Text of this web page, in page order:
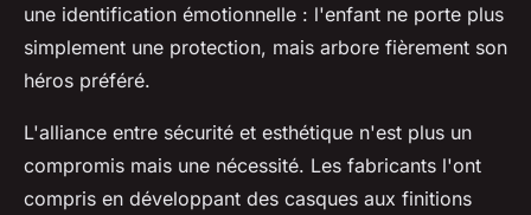
une identification émotionnelle : l'enfant ne porte plus
simplement une protection, mais arbore fièrement son
héros préféré.
L'alliance entre sécurité et esthétique n'est plus un
compromis mais une nécessité. Les fabricants l'ont
compris en développant des casques aux finitions